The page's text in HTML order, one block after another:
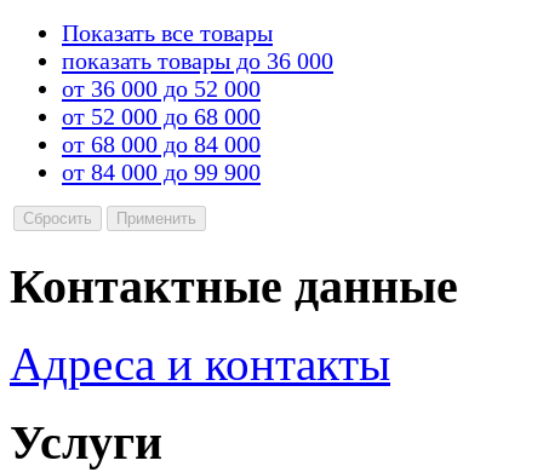
Показать все товары
показать товары до 36 000
от 36 000 до 52 000
от 52 000 до 68 000
от 68 000 до 84 000
от 84 000 до 99 900
Контактные данные
Адреса и контакты
Услуги